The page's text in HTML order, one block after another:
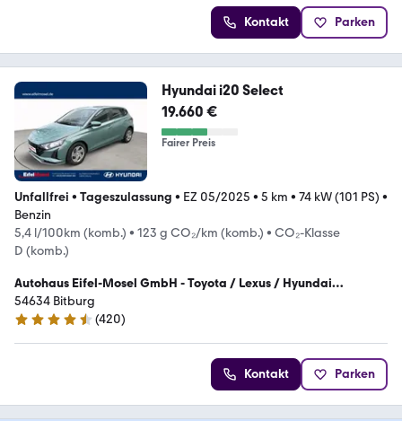
Kontakt Parken
Hyundai i20 Select
19.660 €
Fairer Preis
Unfallfrei • Tageszulassung • EZ 05/2025 • 5 km • 74 kW (101 PS) •
Benzin
5,4 l/100km (komb.) • 123 g CO₂/km (komb.) • CO₂-Klasse
D (komb.)
Autohaus Eifel-Mosel GmbH - Toyota / Lexus / Hyundai
Vertragshändler
54634 Bitburg
4.4 Sterne
(420)
Kontakt Parken